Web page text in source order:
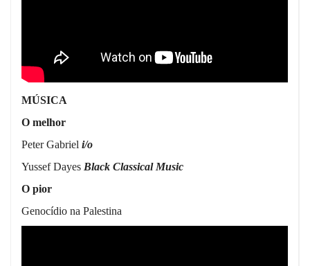
MÚSICA
O melhor
Peter Gabriel i/o
Yussef Dayes Black Classical Music
O pior
Genocídio na Palestina